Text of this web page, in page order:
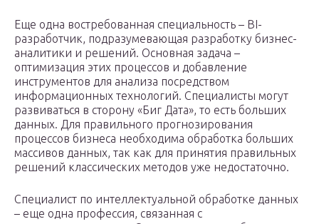
Еще одна востребованная специальность – BI-
разработчик, подразумевающая разработку бизнес-
аналитики и решений. Основная задача –
оптимизация этих процессов и добавление
инструментов для анализа посредством
информационных технологий. Специалисты могут
развиваться в сторону «Биг Дата», то есть больших
данных. Для правильного прогнозирования
процессов бизнеса необходима обработка больших
массивов данных, так как для принятия правильных
решений классических методов уже недостаточно.
Специалист по интеллектуальной обработке данных
– еще одна профессия, связанная с